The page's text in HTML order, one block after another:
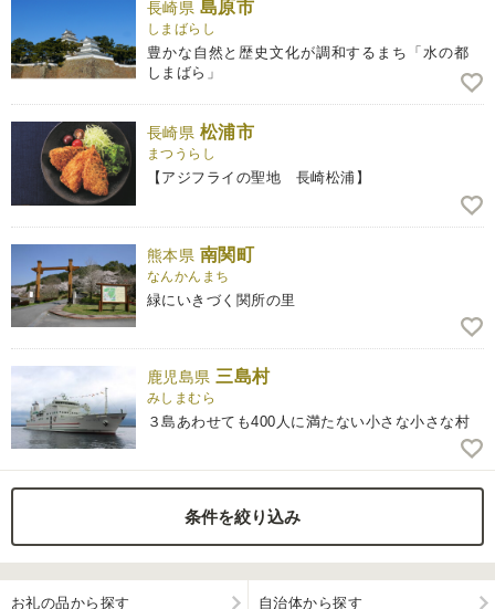
ランキング
ふるさと納税とは
控除額シミュレータ
長崎県 島原市
しまばらし
豊かな自然と歴史文化が調和するまち「水の都
しまばら」
長崎県 松浦市
まつうらし
【アジフライの聖地 長崎松浦】
熊本県 南関町
なんかんまち
緑にいきづく関所の里
鹿児島県 三島村
みしまむら
３島あわせても400人に満たない小さな小さな村
条件を絞り込み
お礼の品から探す 自治体から探す